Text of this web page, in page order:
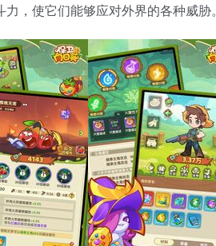
，使它们能够应对外界的各种威胁。